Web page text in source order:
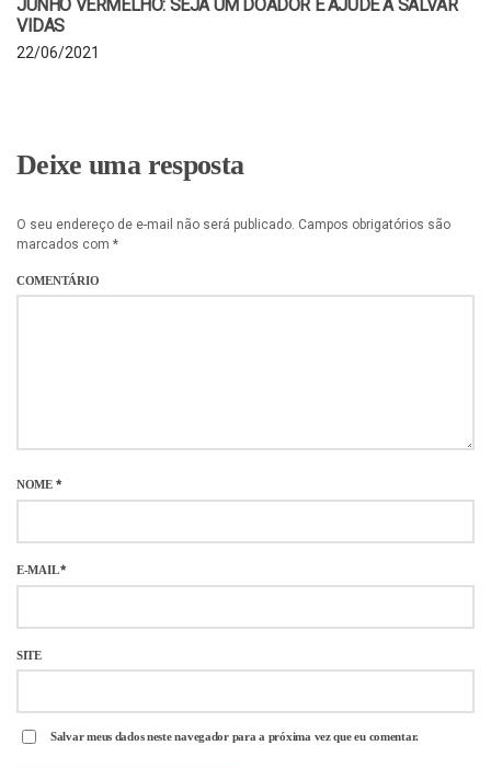
JUNHO VERMELHO: SEJA UM DOADOR E AJUDE A SALVAR
VIDAS
22/06/2021
Deixe uma resposta
O seu endereço de e-mail não será publicado. Campos obrigatórios são
marcados com *
COMENTÁRIO
NOME *
E-MAIL*
SITE
Salvar meus dados neste navegador para a próxima vez que eu comentar.